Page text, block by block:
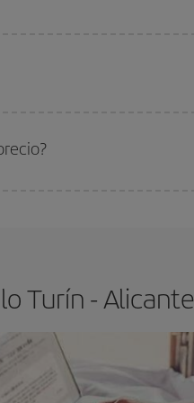
Turín - Alicante